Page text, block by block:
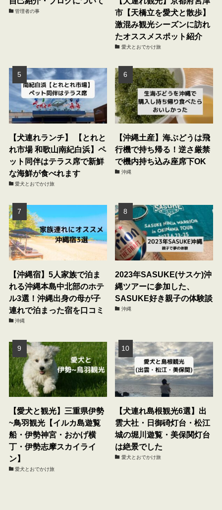
管理者の事
市【天橋立を愛犬と散歩】
激混み観光シーズンに訪れ
たオススメスポット紹介
愛犬とおでかけ旅
【犬連れランチ】 【とれと
れ市場 和歌山南紀白浜】ペ
ット同伴はテラス席で新鮮
な海鮮が食べれます
愛犬とおでかけ旅
【沖縄土産】海ぶどうは飛
行機で持ち帰る！逆さ厳禁
で機内持ち込み座席下OK
沖縄
【沖縄宿】5人家族で泊ま
れる沖縄本島中北部のホテ
ル3選！沖縄出身の母が子
連れで泊まった宿を口コミ
沖縄
2023年SASUKE(サスケ)沖
縄ツアーに参加した、
SASUKE好き親子の体験談
沖縄
【愛犬と観光】三重県伊勢
~鳥羽観光【イルカ島遊覧
船・伊勢神宮・おかげ横
丁・伊勢志摩スカイライ
ン】
愛犬とおでかけ旅
【犬連れ島根観光6選】出
雲大社・日御碕灯台・松江
城の堀川遊覧・美保関灯台
は絶景でした
愛犬とおでかけ旅